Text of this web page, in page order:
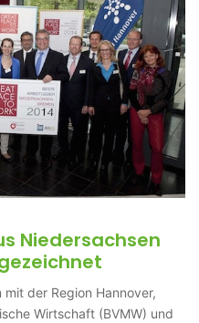
Niedersachsen
mit der Region Hannover,
Wirtschaft (BVMW) und